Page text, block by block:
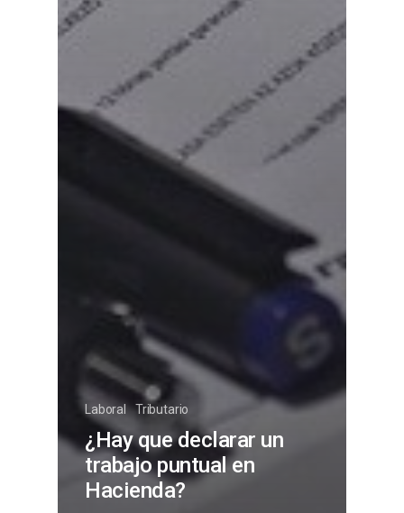
Laboral Tributario
¿Hay que declarar un
trabajo puntual en
Hacienda?